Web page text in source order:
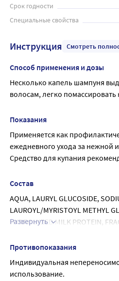
Срок годности
Специальные свойства
Инструкция Смотреть
Способ применения и дозы
Несколько капель шампуня
волосам, легко
Показания
Применяется как
ежедневного ухода за нежной
Средство для купания
Состав
AQUA, LAURYL GLUCOSIDE,
LAUROYL/MYRISTOYL METHYL
HYDROLYZED MILK PROTEIN,
Развернуть
Противопоказания
Индивидуальная
использование.